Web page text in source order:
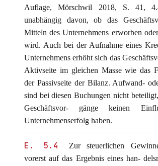
Auflage, Mörschwil 2018, S. 41,
unabhängig davon, ob das
Mitteln des Unternehmens erworben
wird. Auch bei der Aufnahme eines
Unternehmens erhöht sich das
Aktivseite im gleichen Masse wie das
der Passivseite der Bilanz. Aufwand-
sind bei diesen Buchungen nicht
Geschäftsvor- gänge keinen
Unternehmenserfolg haben.
E. 5.4
Zur steuerlichen
vorerst auf das Ergebnis eines han-